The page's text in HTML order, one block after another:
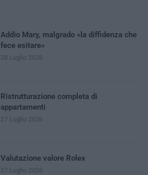
Addio Mary, malgrado «la diffidenza che
fece esitare»
28 Luglio 2026
Ristrutturazione completa di
appartamenti
27 Luglio 2026
Valutazione valore Rolex
27 Luglio 2026